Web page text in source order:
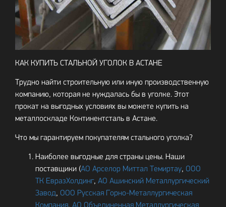
КАК КУПИТЬ СТАЛЬНОЙ УГОЛОК В АСТАНЕ
Трудно найти строительную или иную производственную
компанию, которая не нуждалась бы в уголке. Этот
прокат на выгодных условиях вы можете купить на
металлоскладе Континентсталь в Астане.
Что мы гарантируем покупателям стального уголка?
Наиболее выгодные для страны цены. Наши
поставщики (АО Арселор Миттал Темиртау, ООО
ТК ЕвразХолдинг, АО Ашинский Металлургический
Завод, ООО Русская Горно-Металлургическая